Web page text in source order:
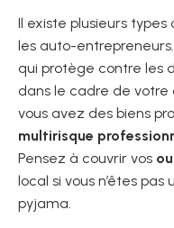
Il existe plusieurs types
les auto-
qui protège contre les
dans le cadre de votre
vous avez des biens
multirisque
Pensez à couvrir vos
local si vous n’êtes
pyjama.